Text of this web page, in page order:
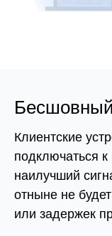
Клиентские
подключаться
наилучший
отныне не
или задержек